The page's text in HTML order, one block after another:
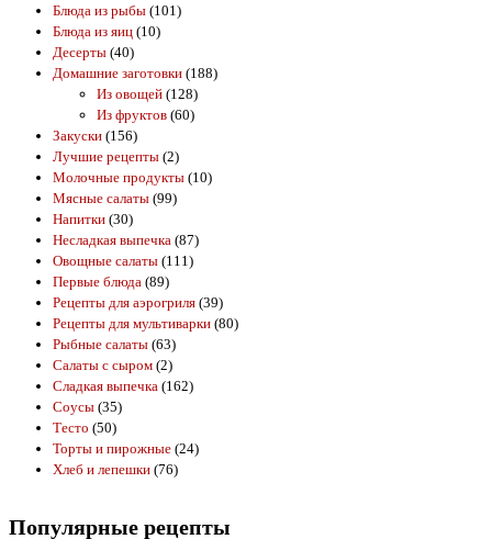
Блюда из рыбы (101)
Блюда из яиц (10)
Десерты (40)
Домашние заготовки (188)
Из овощей (128)
Из фруктов (60)
Закуски (156)
Лучшие рецепты (2)
Молочные продукты (10)
Мясные салаты (99)
Напитки (30)
Несладкая выпечка (87)
Овощные салаты (111)
Первые блюда (89)
Рецепты для аэрогриля (39)
Рецепты для мультиварки (80)
Рыбные салаты (63)
Салаты с сыром (2)
Сладкая выпечка (162)
Соусы (35)
Тесто (50)
Торты и пирожные (24)
Хлеб и лепешки (76)
Популярные рецепты